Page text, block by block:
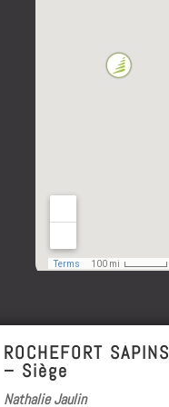
ROCHEFORT SAPINS
– Siège
Nathalie Jaulin